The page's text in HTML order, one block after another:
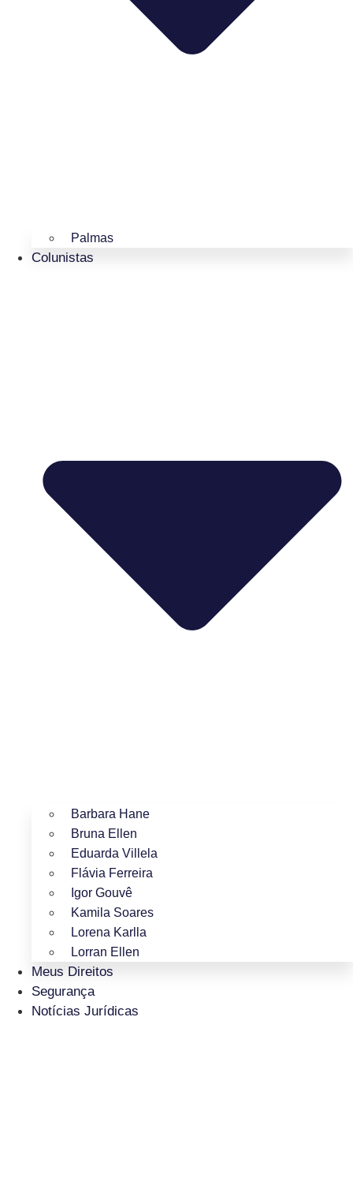
Palmas
Colunistas
Barbara Hane
Bruna Ellen
Eduarda Villela
Flávia Ferreira
Igor Gouvê
Kamila Soares
Lorena Karlla
Lorran Ellen
Meus Direitos
Segurança
Notícias Jurídicas